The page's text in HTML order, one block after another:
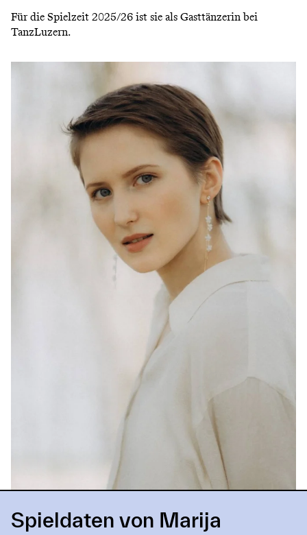
Für die Spielzeit 2025/26 ist sie als Gasttänzerin bei
TanzLuzern.
Spieldaten von Marija